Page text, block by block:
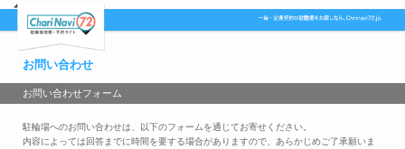
お問い合わせ
お問い合わせフォーム
駐輪場へのお問い合わせは、以下のフォームを通じてお寄せください。
内容によっては回答までに時間を要する場合がありますので、あらかじめご了承願いま